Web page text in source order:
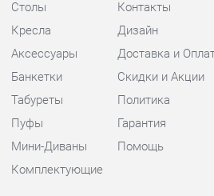
Мини-Диваны
Комплектующие
Помощь
КОНТАКТЫ
Шоурум и склад самовывоза
Адрес: г. Екатеринбург,
ул.Металлургов, 84
Телефон: +7 (343) 383-36-37